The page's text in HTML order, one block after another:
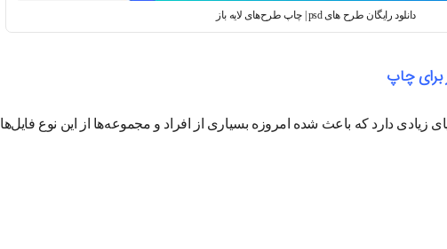
دانلود رایگان طرح های psd | چاپ طرح‌های لایه باز
برای چاپ
زیادی دارد که باعث شده امروزه بسیاری از افراد و مجموعه‌ها از این نوع فایل‌ها